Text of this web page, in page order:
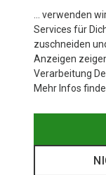
… verwenden
Services für
zuschneiden
Anzeigen
Verarbeitung
Mehr Infos